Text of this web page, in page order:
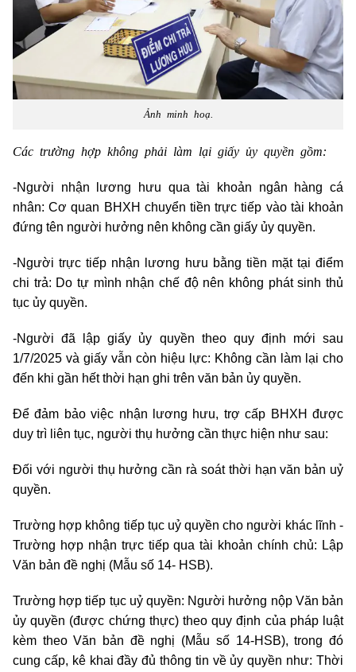
Ảnh minh hoạ.
Các trường hợp không phải làm lại giấy ủy quyền gồm:
-Người nhận lương hưu qua tài khoản ngân hàng cá
nhân: Cơ quan BHXH chuyển tiền trực tiếp vào tài khoản
đứng tên người hưởng nên không cần giấy ủy quyền.
-Người trực tiếp nhận lương hưu bằng tiền mặt tại điểm
chi trả: Do tự mình nhận chế độ nên không phát sinh thủ
tục ủy quyền.
-Người đã lập giấy ủy quyền theo quy định mới sau
1/7/2025 và giấy vẫn còn hiệu lực: Không cần làm lại cho
đến khi gần hết thời hạn ghi trên văn bản ủy quyền.
Để đảm bảo việc nhận lương hưu, trợ cấp BHXH được
duy trì liên tục, người thụ hưởng cần thực hiện như sau:
Đối với người thụ hưởng cần rà soát thời hạn văn bản uỷ
quyền.
Trường hợp không tiếp tục uỷ quyền cho người khác lĩnh -
Trường hợp nhận trực tiếp qua tài khoản chính chủ: Lập
Văn bản đề nghị (Mẫu số 14- HSB).
Trường hợp tiếp tục uỷ quyền: Người hưởng nộp Văn bản
ủy quyền (được chứng thực) theo quy định của pháp luật
kèm theo Văn bản đề nghị (Mẫu số 14-HSB), trong đó
cung cấp, kê khai đầy đủ thông tin về ủy quyền như: Thời